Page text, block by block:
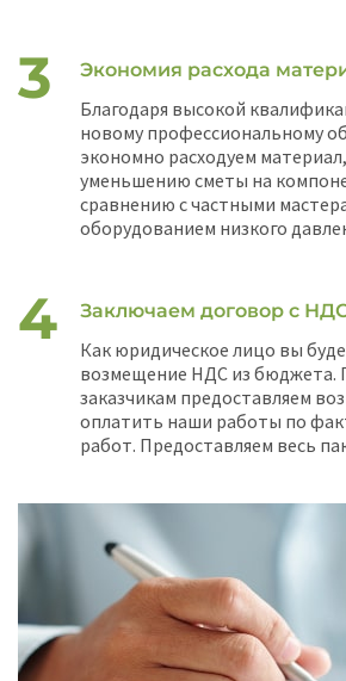
Экономия расхода
Благодаря высокой
новому профессиональному
экономно расходуем
уменьшению сметы на
сравнению с частными
оборудованием низкого
Заключаем договор с
Как юридическое лицо вы
возмещение НДС из бюджета.
заказчикам предоставляем
оплатить наши работы по
работ. Предоставляем весь